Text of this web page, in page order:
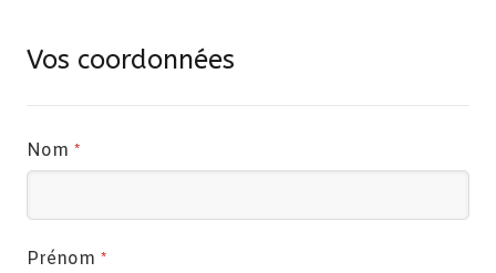
Vos coordonnées
Nom *
Prénom *